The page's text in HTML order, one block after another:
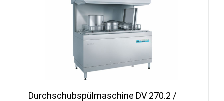
Durchschubspülmaschine DV 270.2 /